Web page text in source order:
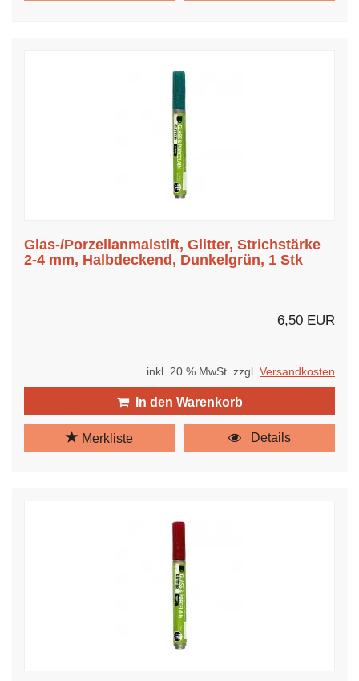
Glas-/Porzellanmalstift, Glitter, Strichstärke
2-4 mm, Halbdeckend, Dunkelgrün, 1 Stk
6,50 EUR
inkl. 20 % MwSt. zzgl. Versandkosten
In den Warenkorb
Merkliste Details